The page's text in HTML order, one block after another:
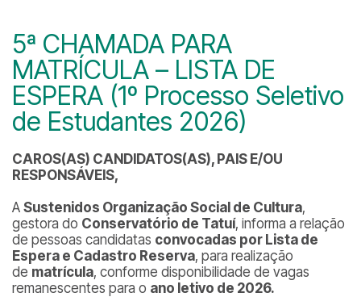
5ª CHAMADA PARA
MATRÍCULA – LISTA DE
ESPERA (1º Processo Seletivo
de Estudantes 2026)
CAROS(AS) CANDIDATOS(AS), PAIS E/OU
RESPONSÁVEIS,
A Sustenidos Organização Social de Cultura,
gestora do Conservatório de Tatuí, informa a relação
de pessoas candidatas convocadas por Lista de
Espera e Cadastro Reserva, para realização
de matrícula, conforme disponibilidade de vagas
remanescentes para o ano letivo de 2026.